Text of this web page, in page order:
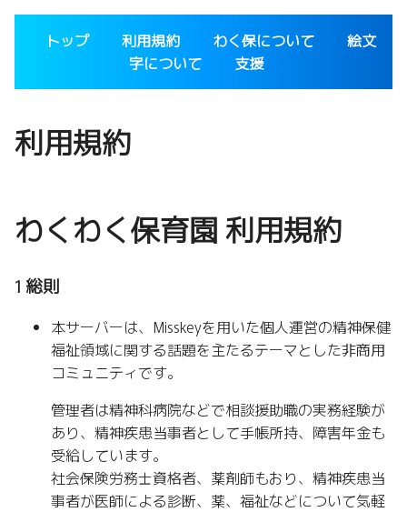
トップ 利用規約 わく保について
絵文
字について
支援
利用規約
わくわく保育園 利用規約
1 総則
本サーバーは、Misskeyを用いた個人運営の精神保健
福祉領域に関する話題を主たるテーマとした非商用
コミュニティです。
管理者は精神科病院などで相談援助職の実務経験が
あり、精神疾患当事者として手帳所持、障害年金も
受給しています。
社会保険労務士資格者、薬剤師もおり、精神疾患当
事者が医師による診断、薬、福祉などについて気軽